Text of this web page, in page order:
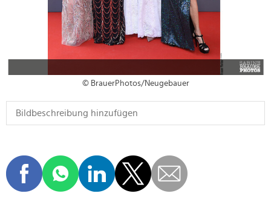
© BrauerPhotos/Neugebauer